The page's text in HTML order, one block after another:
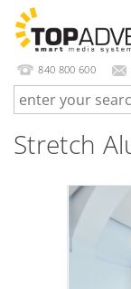
840 800 600
Stretch